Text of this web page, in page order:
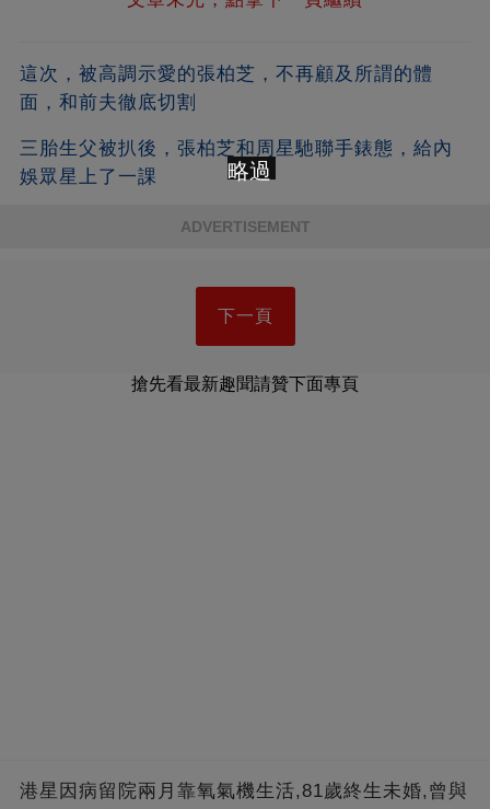
這次，被高調示愛的張柏芝，不再顧及所謂的體
面，和前夫徹底切割
三胎生父被扒後，張柏芝和周星馳聯手錶態，給內
娛眾星上了一課
ADVERTISEMENT
下一頁
搶先看最新趣聞請贊下面專頁
港星因病留院兩月靠氧氣機生活,81歲終生未婚,曾與
略過